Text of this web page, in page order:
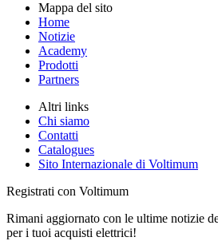
Mappa del sito
Home
Notizie
Academy
Prodotti
Partners
Altri links
Chi siamo
Contatti
Catalogues
Sito Internazionale di Voltimum
Registrati con Voltimum
Rimani aggiornato con le ultime notizie
per i tuoi acquisti elettrici!